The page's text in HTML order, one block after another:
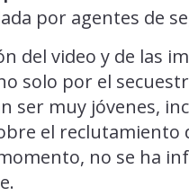
por agentes de
del video y de las
solo por el
ser muy jóvenes,
el reclutamiento
no se ha